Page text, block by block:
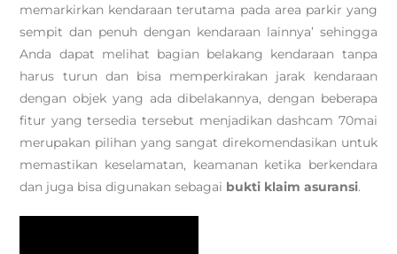
memarkirkan kendaraan terutama pada area parkir yang
sempit dan penuh dengan kendaraan lainnya’ sehingga
Anda dapat melihat bagian belakang kendaraan tanpa
harus turun dan bisa memperkirakan jarak kendaraan
dengan objek yang ada dibelakannya, dengan beberapa
fitur yang tersedia tersebut menjadikan dashcam 70mai
merupakan pilihan yang sangat direkomendasikan untuk
memastikan keselamatan, keamanan ketika berkendara
dan juga bisa digunakan sebagai bukti klaim asuransi.